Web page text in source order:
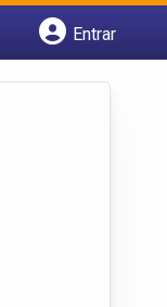
Entrar